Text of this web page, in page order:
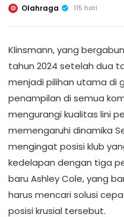
O Olahraga 115 hari
Klinsmann, yang
tahun 2024 setelah dua
menjadi pilihan utama di
penampilan di semua
mengurangi kualitas lini
memengaruhi dinamika
mengingat posisi klub
kedelapan dengan tiga
baru Ashley Cole, yang
harus mencari solusi
posisi krusial tersebut.